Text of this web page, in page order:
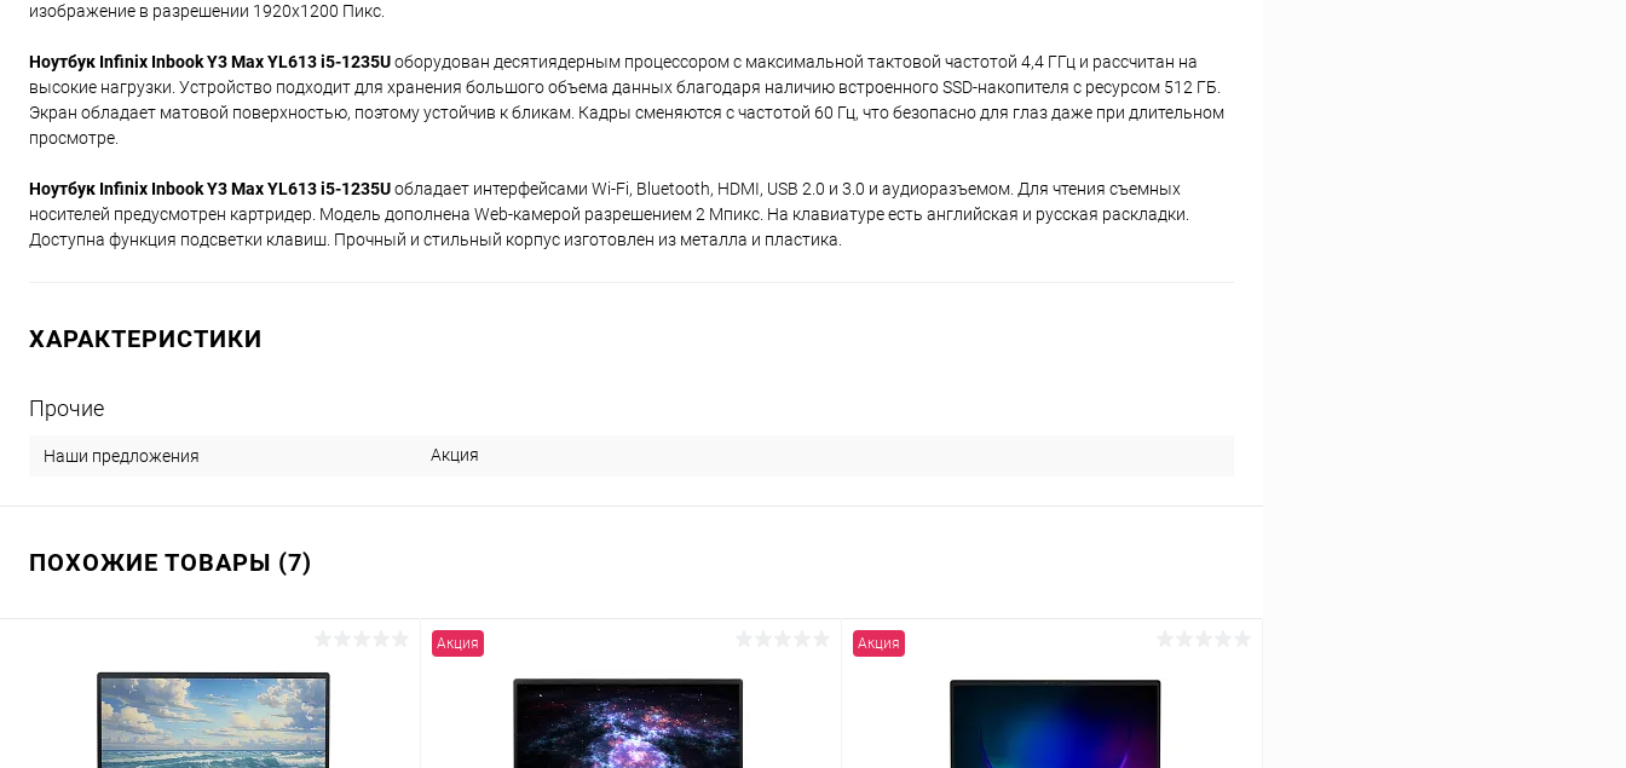
изображение в разрешении 1920x1200 Пикс.
Ноутбук Infinix Inbook Y3 Max YL613 i5-1235Uоборудован десятиядерным процессором с максимальной тактовой частотой 4,4 ГГц и рассчитан на
высокие нагрузки. Устройство подходит для хранения большого объема данных благодаря наличию встроенного SSD-накопителя с ресурсом 512 ГБ.
Экран обладает матовой поверхностью, поэтому устойчив к бликам. Кадры сменяются с частотой 60 Гц, что безопасно для глаз даже при длительном
просмотре.
Ноутбук Infinix Inbook Y3 Max YL613 i5-1235Uобладает интерфейсами Wi-Fi, Bluetooth, HDMI, USB 2.0 и 3.0 и аудиоразъемом. Для чтения съемных
носителей предусмотрен картридер. Модель дополнена Web-камерой разрешением 2 Мпикс. На клавиатуре есть английская и русская раскладки.
Доступна функция подсветки клавиш. Прочный и стильный корпус изготовлен из металла и пластика.
ХАРАКТЕРИСТИКИ
Прочие
Наши предложения Акция
ПОХОЖИЕ ТОВАРЫ (7)
Акция Акция